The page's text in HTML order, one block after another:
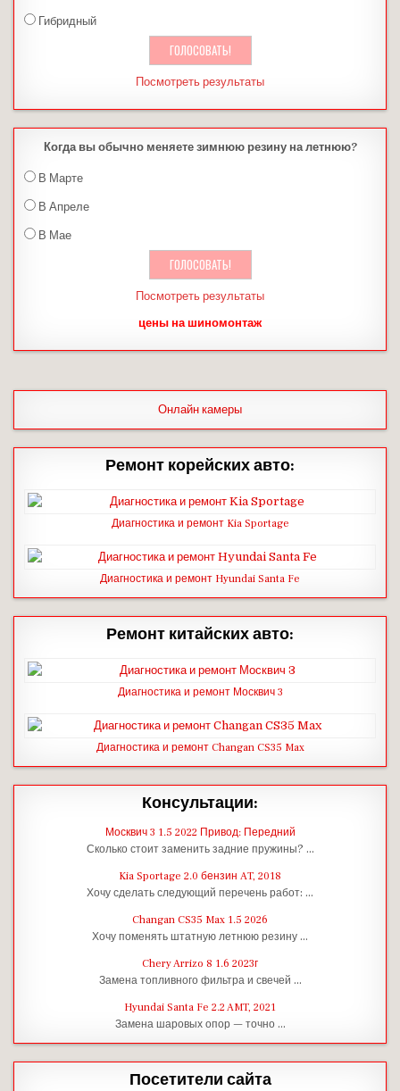
Гибридный
Посмотреть результаты
Когда вы обычно меняете зимнюю резину на летнюю?
В Марте
В Апреле
В Мае
Посмотреть результаты
цены на шиномонтаж
Онлайн камеры
Ремонт корейских авто:
Диагностика и ремонт Kia Sportage
Диагностика и ремонт Hyundai Santa Fe
Ремонт китайских авто:
Диагностика и ремонт Москвич 3
Диагностика и ремонт Changan CS35 Max
Консультации:
Москвич 3 1.5 2022 Привод: Передний
Сколько стоит заменить задние пружины? …
Kia Sportage 2.0 бензин AT, 2018
Хочу сделать следующий перечень работ: …
Changan CS35 Max 1.5 2026
Хочу поменять штатную летнюю резину …
Chery Arrizo 8 1.6 2023г
Замена топливного фильтра и свечей …
Hyundai Santa Fe 2.2 AMT, 2021
Замена шаровых опор — точно …
Посетители сайта